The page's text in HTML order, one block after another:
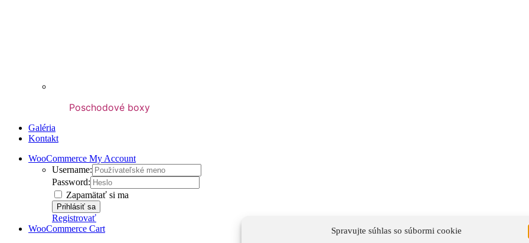
Spravujte súhlas so súbormi cookie
Poschodové boxy
Galéria
Kontakt
WooCommerce My Account
Username:
Password:
Zapamätať si ma
Registrovať
WooCommerce Cart